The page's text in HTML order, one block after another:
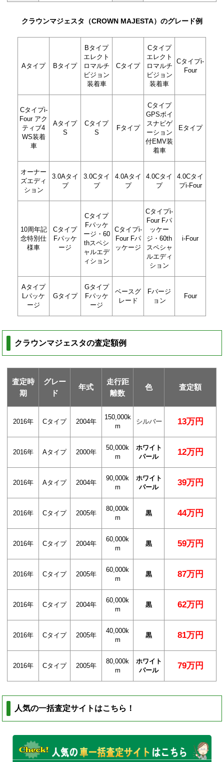
クラウンマジェスタ（CROWN MAJESTA）のグレード例
Aタイプ Bタイプ
Bタイプ
エレクト
ロマルチ
ビジョン
装着車
Cタイプ
Cタイプ
エレクト
ロマルチ
ビジョン
装着車
Cタイプi-
Four
Cタイプi-
Four アク
ティブ4
WS装着
車
Aタイプ
S
Cタイプ
S
Fタイプ
Cタイプ
GPSボイ
スナビゲ
ーション
付EMV装
着車
Eタイプ
オーナー
ズエディ
ション
3.0Aタイ
プ
3.0Cタイ
プ
4.0Aタイ
プ
4.0Cタイ
プ
4.0Cタイ
プi-Four
10周年記
念特別仕
様車
Cタイプ
Fパッケ
ージ
Cタイプ
Fパッケ
ージ・60
thスペシ
ャルエデ
ィション
Cタイプi-
Four Fパ
ッケージ
Cタイプi-
Four Fパ
ッケー
ジ・60th
スペシャ
ルエディ
ション
i-Four
Aタイプ
Lパッケ
ージ
Gタイプ
Gタイプ
Fパッケ
ージ
ベースグ
レード
Fバージ
ョン
Four
クラウンマジェスタの査定額例
査定時
期
グレー
ド
年式
走行距
離数
色 査定額
2016年 Cタイプ 2004年
150,000k
m
シルバー 13万円
2016年 Aタイプ 2000年
50,000k
m
ホワイト
パール
12万円
2016年 Aタイプ 2004年
90,000k
m
ホワイト
パール
39万円
2016年 Cタイプ 2005年
80,000k
m
黒 44万円
2016年 Cタイプ 2004年
60,000k
m
黒 59万円
2016年 Cタイプ 2005年
60,000k
m
黒 87万円
2016年 Cタイプ 2004年
60,000k
m
黒 62万円
2016年 Cタイプ 2005年
40,000k
m
黒 81万円
2016年 Cタイプ 2005年
80,000k
m
ホワイト
パール
79万円
人気の一括査定サイトはこちら！